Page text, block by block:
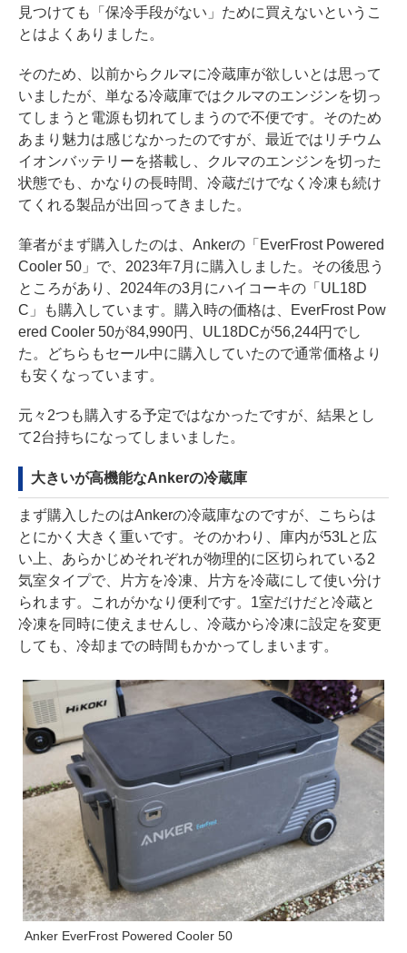
見つけても「保冷手段がない」ために買えないというこ
とはよくありました。
そのため、以前からクルマに冷蔵庫が欲しいとは思って
いましたが、単なる冷蔵庫ではクルマのエンジンを切っ
てしまうと電源も切れてしまうので不便です。そのため
あまり魅力は感じなかったのですが、最近ではリチウム
イオンバッテリーを搭載し、クルマのエンジンを切った
状態でも、かなりの長時間、冷蔵だけでなく冷凍も続け
てくれる製品が出回ってきました。
筆者がまず購入したのは、Ankerの「EverFrost Powered
Cooler 50」で、2023年7月に購入しました。その後思う
ところがあり、2024年の3月にハイコーキの「UL18D
C」も購入しています。購入時の価格は、EverFrost Pow
ered Cooler 50が84,990円、UL18DCが56,244円でし
た。どちらもセール中に購入していたので通常価格より
も安くなっています。
元々2つも購入する予定ではなかったですが、結果とし
て2台持ちになってしまいました。
大きいが高機能なAnkerの冷蔵庫
まず購入したのはAnkerの冷蔵庫なのですが、こちらは
とにかく大きく重いです。そのかわり、庫内が53Lと広
い上、あらかじめそれぞれが物理的に区切られている2
気室タイプで、片方を冷凍、片方を冷蔵にして使い分け
られます。これがかなり便利です。1室だけだと冷蔵と
冷凍を同時に使えませんし、冷蔵から冷凍に設定を変更
しても、冷却までの時間もかかってしまいます。
Anker EverFrost Powered Cooler 50